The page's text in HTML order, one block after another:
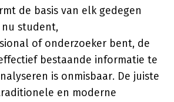
de basis van elk gedegen
nu student,
of onderzoeker bent, de
bestaande informatie te
is onmisbaar. De juiste
en moderne